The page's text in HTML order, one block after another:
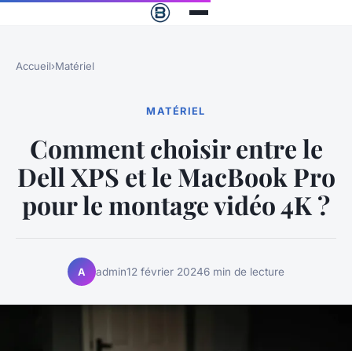
Accueil›Matériel
MATÉRIEL
Comment choisir entre le
Dell XPS et le MacBook Pro
pour le montage vidéo 4K ?
A admin12 février 20246 min de lecture